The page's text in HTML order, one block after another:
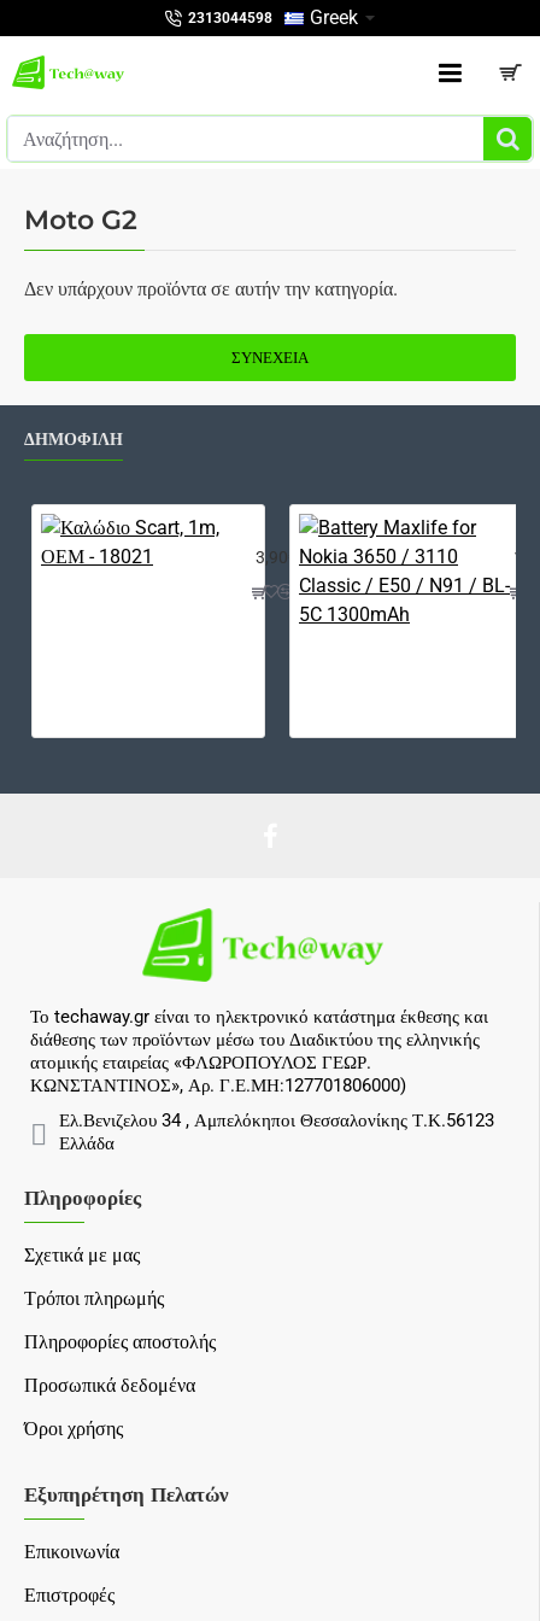
2313044598 Greek
Αναζήτηση...
Moto G2
Δεν υπάρχουν προϊόντα σε αυτήν την κατηγορία.
ΣΥΝΈΧΕΙΑ
ΔΗΜΟΦΙΛΗ
Καλώδιο Scart, 1m, ΟΕΜ - 18021
3,90€
Το techaway.gr είναι το ηλεκτρονικό κατάστημα έκθεσης και
διάθεσης των προϊόντων μέσω του Διαδικτύου της ελληνικής
ατομικής εταιρείας «ΦΛΩΡΟΠΟΥΛΟΣ ΓΕΩΡ.
ΚΩΝΣΤΑΝΤΙΝΟΣ», Αρ. Γ.Ε.ΜΗ:127701806000)
Ελ.Βενιζελου 34 , Αμπελόκηποι Θεσσαλονίκης Τ.Κ.56123
Ελλάδα
Πληροφορίες
Σχετικά με μας
Τρόποι πληρωμής
Πληροφορίες αποστολής
Προσωπικά δεδομένα
Όροι χρήσης
Εξυπηρέτηση Πελατών
Επικοινωνία
Επιστροφές